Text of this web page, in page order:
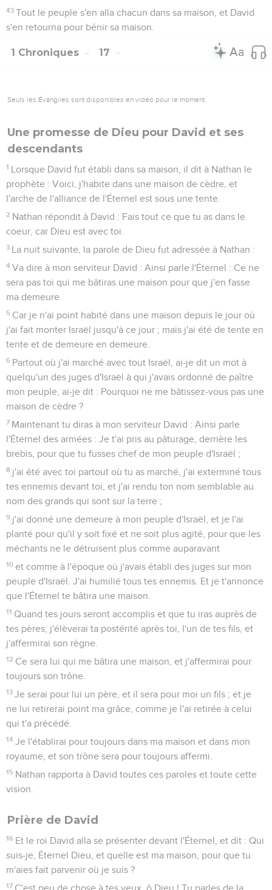
43 Tout le peuple s'en alla chacun dans sa maison, et David
s'en retourna pour bénir sa maison.
1 Chroniques 17
Seuls les Évangiles sont disponibles en vidéo pour le moment.
Une promesse de Dieu pour David et ses
descendants
1 Lorsque David fut établi dans sa maison, il dit à Nathan le
prophète : Voici, j'habite dans une maison de cèdre, et
l'arche de l'alliance de l'Éternel est sous une tente.
2 Nathan répondit à David : Fais tout ce que tu as dans le
coeur, car Dieu est avec toi.
3 La nuit suivante, la parole de Dieu fut adressée à Nathan :
4 Va dire à mon serviteur David : Ainsi parle l'Éternel : Ce ne
sera pas toi qui me bâtiras une maison pour que j'en fasse
ma demeure.
5 Car je n'ai point habité dans une maison depuis le jour où
j'ai fait monter Israël jusqu'à ce jour ; mais j'ai été de tente en
tente et de demeure en demeure.
6 Partout où j'ai marché avec tout Israël, ai-je dit un mot à
quelqu'un des juges d'Israël à qui j'avais ordonné de paître
mon peuple, ai-je dit : Pourquoi ne me bâtissez-vous pas une
maison de cèdre ?
7 Maintenant tu diras à mon serviteur David : Ainsi parle
l'Éternel des armées : Je t'ai pris au pâturage, derrière les
brebis, pour que tu fusses chef de mon peuple d'Israël ;
8 j'ai été avec toi partout où tu as marché, j'ai exterminé tous
tes ennemis devant toi, et j'ai rendu ton nom semblable au
nom des grands qui sont sur la terre ;
9 j'ai donné une demeure à mon peuple d'Israël, et je l'ai
planté pour qu'il y soit fixé et ne soit plus agité, pour que les
méchants ne le détruisent plus comme auparavant
10 et comme à l'époque où j'avais établi des juges sur mon
peuple d'Israël. J'ai humilié tous tes ennemis. Et je t'annonce
que l'Éternel te bâtira une maison.
11 Quand tes jours seront accomplis et que tu iras auprès de
tes pères, j'élèverai ta postérité après toi, l'un de tes fils, et
j'affermirai son règne.
12 Ce sera lui qui me bâtira une maison, et j'affermirai pour
toujours son trône.
13 Je serai pour lui un père, et il sera pour moi un fils ; et je
ne lui retirerai point ma grâce, comme je l'ai retirée à celui
qui t'a précédé.
14 Je l'établirai pour toujours dans ma maison et dans mon
royaume, et son trône sera pour toujours affermi.
15 Nathan rapporta à David toutes ces paroles et toute cette
vision.
Prière de David
16 Et le roi David alla se présenter devant l'Éternel, et dit : Qui
suis-je, Éternel Dieu, et quelle est ma maison, pour que tu
m'aies fait parvenir où je suis ?
17 C'est peu de chose à tes yeux, ô Dieu ! Tu parles de la